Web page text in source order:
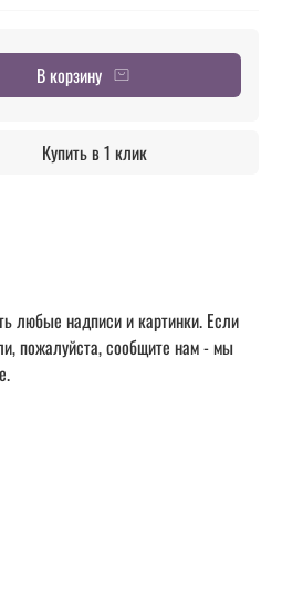
В корзину
Купить в 1 клик
любые надписи и картинки. Если
пожалуйста, сообщите нам - мы